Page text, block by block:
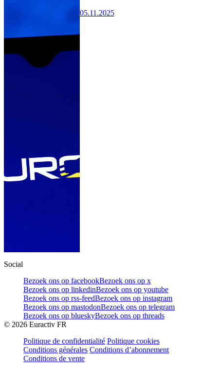
05.11.2025
Social
Bezoek ons op facebookBezoek ons op x
Bezoek ons op linkedinBezoek ons op youtube
Bezoek ons op rss-feedBezoek ons op instagram
Bezoek ons op mastodonBezoek ons op telegram
Bezoek ons op blueskyBezoek ons op threads
© 2026 Euractiv FR
Politique de confidentialité Politique cookies
Conditions générales Conditions d’abonnement
Conditions de vente